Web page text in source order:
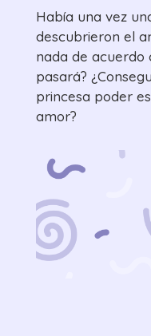
Había una vez
descubrieron el
nada de acuerdo
pasará?
princesa poder
amor?